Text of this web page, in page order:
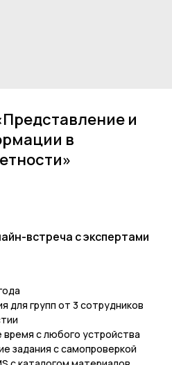
и
в
встреча с экспертами
для групп от 3 сотрудников
с любого устройства
задания с самопроверкой